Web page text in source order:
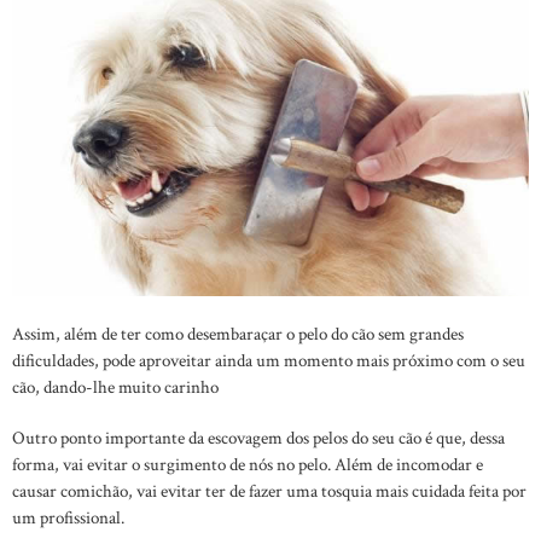
Assim, além de ter como desembaraçar o pelo do cão sem grandes
dificuldades, pode aproveitar ainda um momento mais próximo com o seu
cão, dando-lhe muito carinho
Outro ponto importante da escovagem dos pelos do seu cão é que, dessa
forma, vai evitar o surgimento de nós no pelo. Além de incomodar e
causar comichão, vai evitar ter de fazer uma tosquia mais cuidada feita por
um profissional.